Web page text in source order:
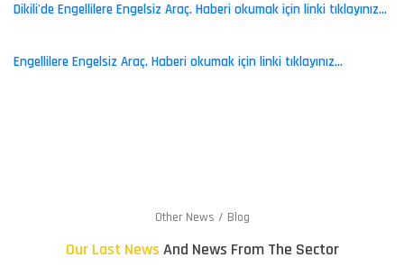
Dikili'de Engellilere Engelsiz Araç. Haberi okumak için linki tıklayınız...
Engellilere Engelsiz Araç. Haberi okumak için linki tıklayınız...
Other News / Blog
Our Last News And News From The Sector